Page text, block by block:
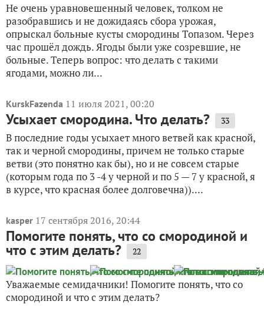
Не очень уравновешенный человек, толком не
разобравшись и не дожидаясь сбора урожая,
опрыскал больные кусты смородины Топазом. Через
час прошёл дождь. Ягоды были уже созревшие, не
больные. Теперь вопрос: что делать с такими
ягодами, можно ли...
KurskFazenda 11 июля 2021, 00:20
Усыхает смородина. Что делать? 33
В последние годы усыхает много ветвей как красной,
так и черной смородины, причем не только старые
ветви (это понятно как бы), но и не совсем старые
(которым года по 3 -4 у черной и по 5 — 7 у красной, я
в курсе, что красная более долговечна))....
kasper 17 сентября 2016, 20:44
Помогите понять, что со смородиной и
что с этим делать? 22
Уважаемые семидачники! Помогите понять, что со
смородиной и что с этим делать?